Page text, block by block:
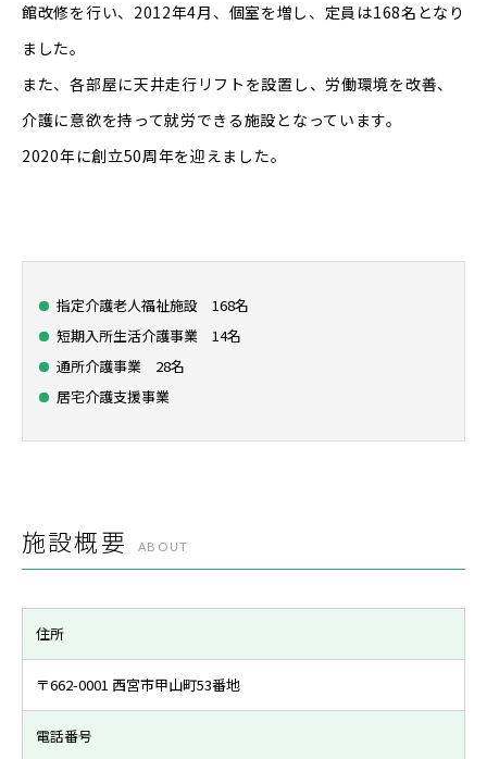
館改修を行い、 2012年4月、個室を増し、定員は168名となり
ました。
また、各部屋に天井走行リフトを設置し、 労働環境を改善、
介護に意欲を持って就労できる施設となっています。
2020年に創立50周年を迎えました。
指定介護老人福祉施設 168名
短期入所生活介護事業 14名
通所介護事業 28名
居宅介護支援事業
施設概要 ABOUT
住所
〒662-0001 西宮市甲山町53番地
電話番号